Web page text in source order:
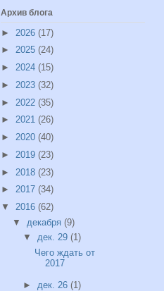
Архив блога
► 2026 (17)
► 2025 (24)
► 2024 (15)
► 2023 (32)
► 2022 (35)
► 2021 (26)
► 2020 (40)
► 2019 (23)
► 2018 (23)
► 2017 (34)
▼ 2016 (62)
▼ декабря (9)
▼дек. 29(1)
Чего ждать от
2017
► дек. 26(1)